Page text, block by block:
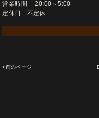
営業時間 20:00～5:00
定休日 不定休
<前のページ